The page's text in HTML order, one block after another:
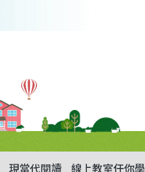
現當代閱讀 線上教室任你學